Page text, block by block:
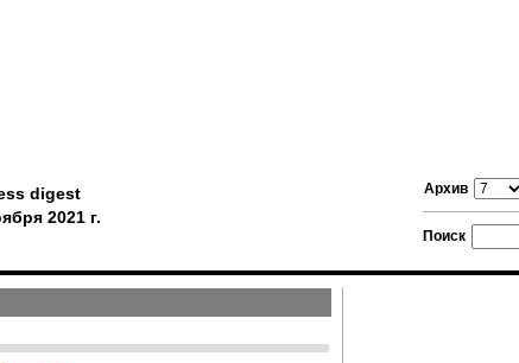
Архив
Поиск
digest
2021 г.